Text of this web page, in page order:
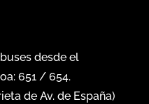
desde el
651/ 654.
de Av. de España)